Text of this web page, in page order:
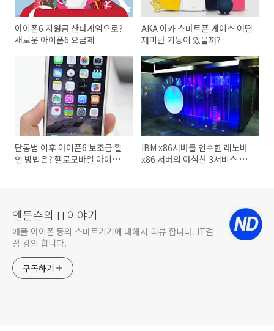
아이폰6 지원금 산타게임으로?
새로운 아이폰6 요금제
AKA 아카 스마트폰 케이스 어떤
재미난 기능이 있을까?
단통법 이후 아이폰6 보조금 할
인 방법은? 헬로모바일 아이폰6
IBM x86서버를 인수한 레노버
x86 서버의 야심찬 3서비스 전
엔돌슨의 IT이야기
애플 아이폰 등의 스마트기기에 대해서 리뷰 합니다. IT컬
럼 강의 합니다.
구독하기